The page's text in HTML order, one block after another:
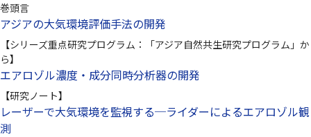
巻頭言
アジアの大気環境評価手法の開発
【シリーズ重点研究プログラム：「アジア自然共生研究プログラム」か
ら】
エアロゾル濃度・成分同時分析器の開発
【研究ノート】
レーザーで大気環境を監視する─ライダーによるエアロゾル観
測